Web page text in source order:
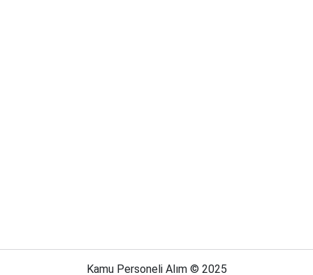
Kamu Personeli Alım © 2025